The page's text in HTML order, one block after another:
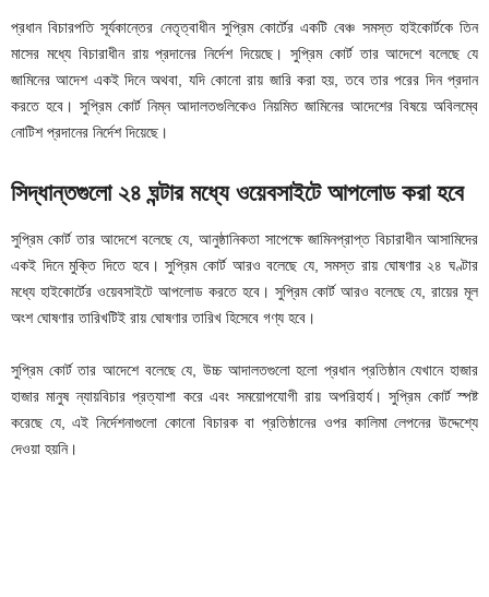
প্রধান বিচারপতি সূর্যকান্তের নেতৃত্বাধীন সুপ্রিম কোর্টের একটি বেঞ্চ সমস্ত হাইকোর্টকে তিন
মাসের মধ্যে বিচারাধীন রায় প্রদানের নির্দেশ দিয়েছে। সুপ্রিম কোর্ট তার আদেশে বলেছে যে
জামিনের আদেশ একই দিনে অথবা, যদি কোনো রায় জারি করা হয়, তবে তার পরের দিন প্রদান
করতে হবে। সুপ্রিম কোর্ট নিম্ন আদালতগুলিকেও নিয়মিত জামিনের আদেশের বিষয়ে অবিলম্বে
নোটিশ প্রদানের নির্দেশ দিয়েছে।
সিদ্ধান্তগুলো ২৪ ঘন্টার মধ্যে ওয়েবসাইটে আপলোড করা হবে
সুপ্রিম কোর্ট তার আদেশে বলেছে যে, আনুষ্ঠানিকতা সাপেক্ষে জামিনপ্রাপ্ত বিচারাধীন আসামিদের
একই দিনে মুক্তি দিতে হবে। সুপ্রিম কোর্ট আরও বলেছে যে, সমস্ত রায় ঘোষণার ২৪ ঘণ্টার
মধ্যে হাইকোর্টের ওয়েবসাইটে আপলোড করতে হবে। সুপ্রিম কোর্ট আরও বলেছে যে, রায়ের মূল
অংশ ঘোষণার তারিখটিই রায় ঘোষণার তারিখ হিসেবে গণ্য হবে।
সুপ্রিম কোর্ট তার আদেশে বলেছে যে, উচ্চ আদালতগুলো হলো প্রধান প্রতিষ্ঠান যেখানে হাজার
হাজার মানুষ ন্যায়বিচার প্রত্যাশা করে এবং সময়োপযোগী রায় অপরিহার্য। সুপ্রিম কোর্ট স্পষ্ট
করেছে যে, এই নির্দেশনাগুলো কোনো বিচারক বা প্রতিষ্ঠানের ওপর কালিমা লেপনের উদ্দেশ্যে
দেওয়া হয়নি।